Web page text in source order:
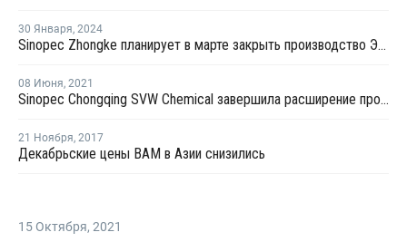
30 Января, 2024
Sinopec Zhongke планирует в марте закрыть производство ЭВА в Китае на ремонт
08 Июня, 2021
Sinopec Chongqing SVW Chemical завершила расширение производства сополимеров этилена винилацетата в Китае
21 Ноября, 2017
Декабрьские цены ВАМ в Азии снизились
15 Октября, 2021